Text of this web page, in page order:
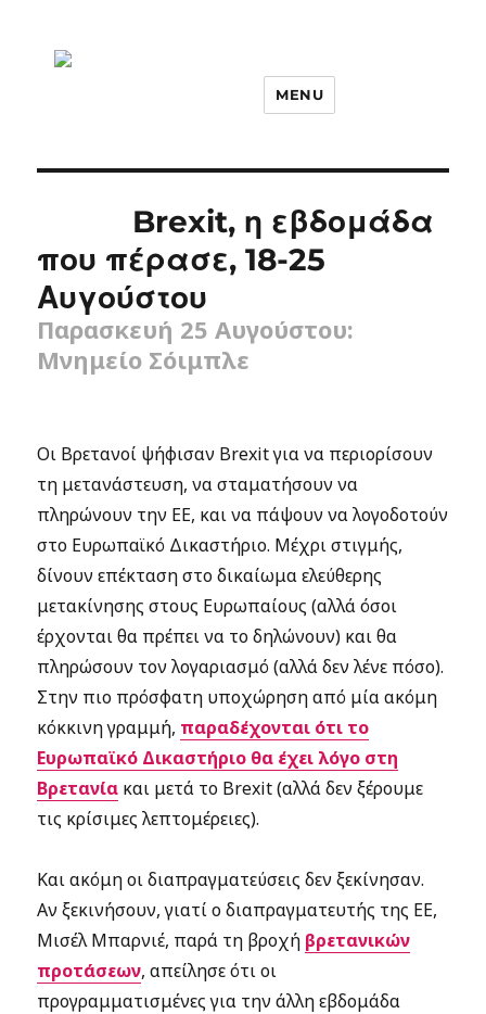
MENU
Brexit, η εβδομάδα
που πέρασε, 18-25
Αυγούστου
Παρασκευή 25 Αυγούστου:
Μνημείο Σόιμπλε
Οι Βρετανοί ψήφισαν Brexit για να περιορίσουν
τη μετανάστευση, να σταματήσουν να
πληρώνουν την ΕΕ, και να πάψουν να λογοδοτούν
στο Ευρωπαϊκό Δικαστήριο. Μέχρι στιγμής,
δίνουν επέκταση στο δικαίωμα ελεύθερης
μετακίνησης στους Ευρωπαίους (αλλά όσοι
έρχονται θα πρέπει να το δηλώνουν) και θα
πληρώσουν τον λογαριασμό (αλλά δεν λένε πόσο).
Στην πιο πρόσφατη υποχώρηση από μία ακόμη
κόκκινη γραμμή, παραδέχονται ότι το
Ευρωπαϊκό Δικαστήριο θα έχει λόγο στη
Βρετανία και μετά το Brexit (αλλά δεν ξέρουμε
τις κρίσιμες λεπτομέρειες).
Και ακόμη οι διαπραγματεύσεις δεν ξεκίνησαν.
Αν ξεκινήσουν, γιατί ο διαπραγματευτής της ΕΕ,
Μισέλ Μπαρνιέ, παρά τη βροχή βρετανικών
προτάσεων, απείλησε ότι οι
προγραμματισμένες για την άλλη εβδομάδα